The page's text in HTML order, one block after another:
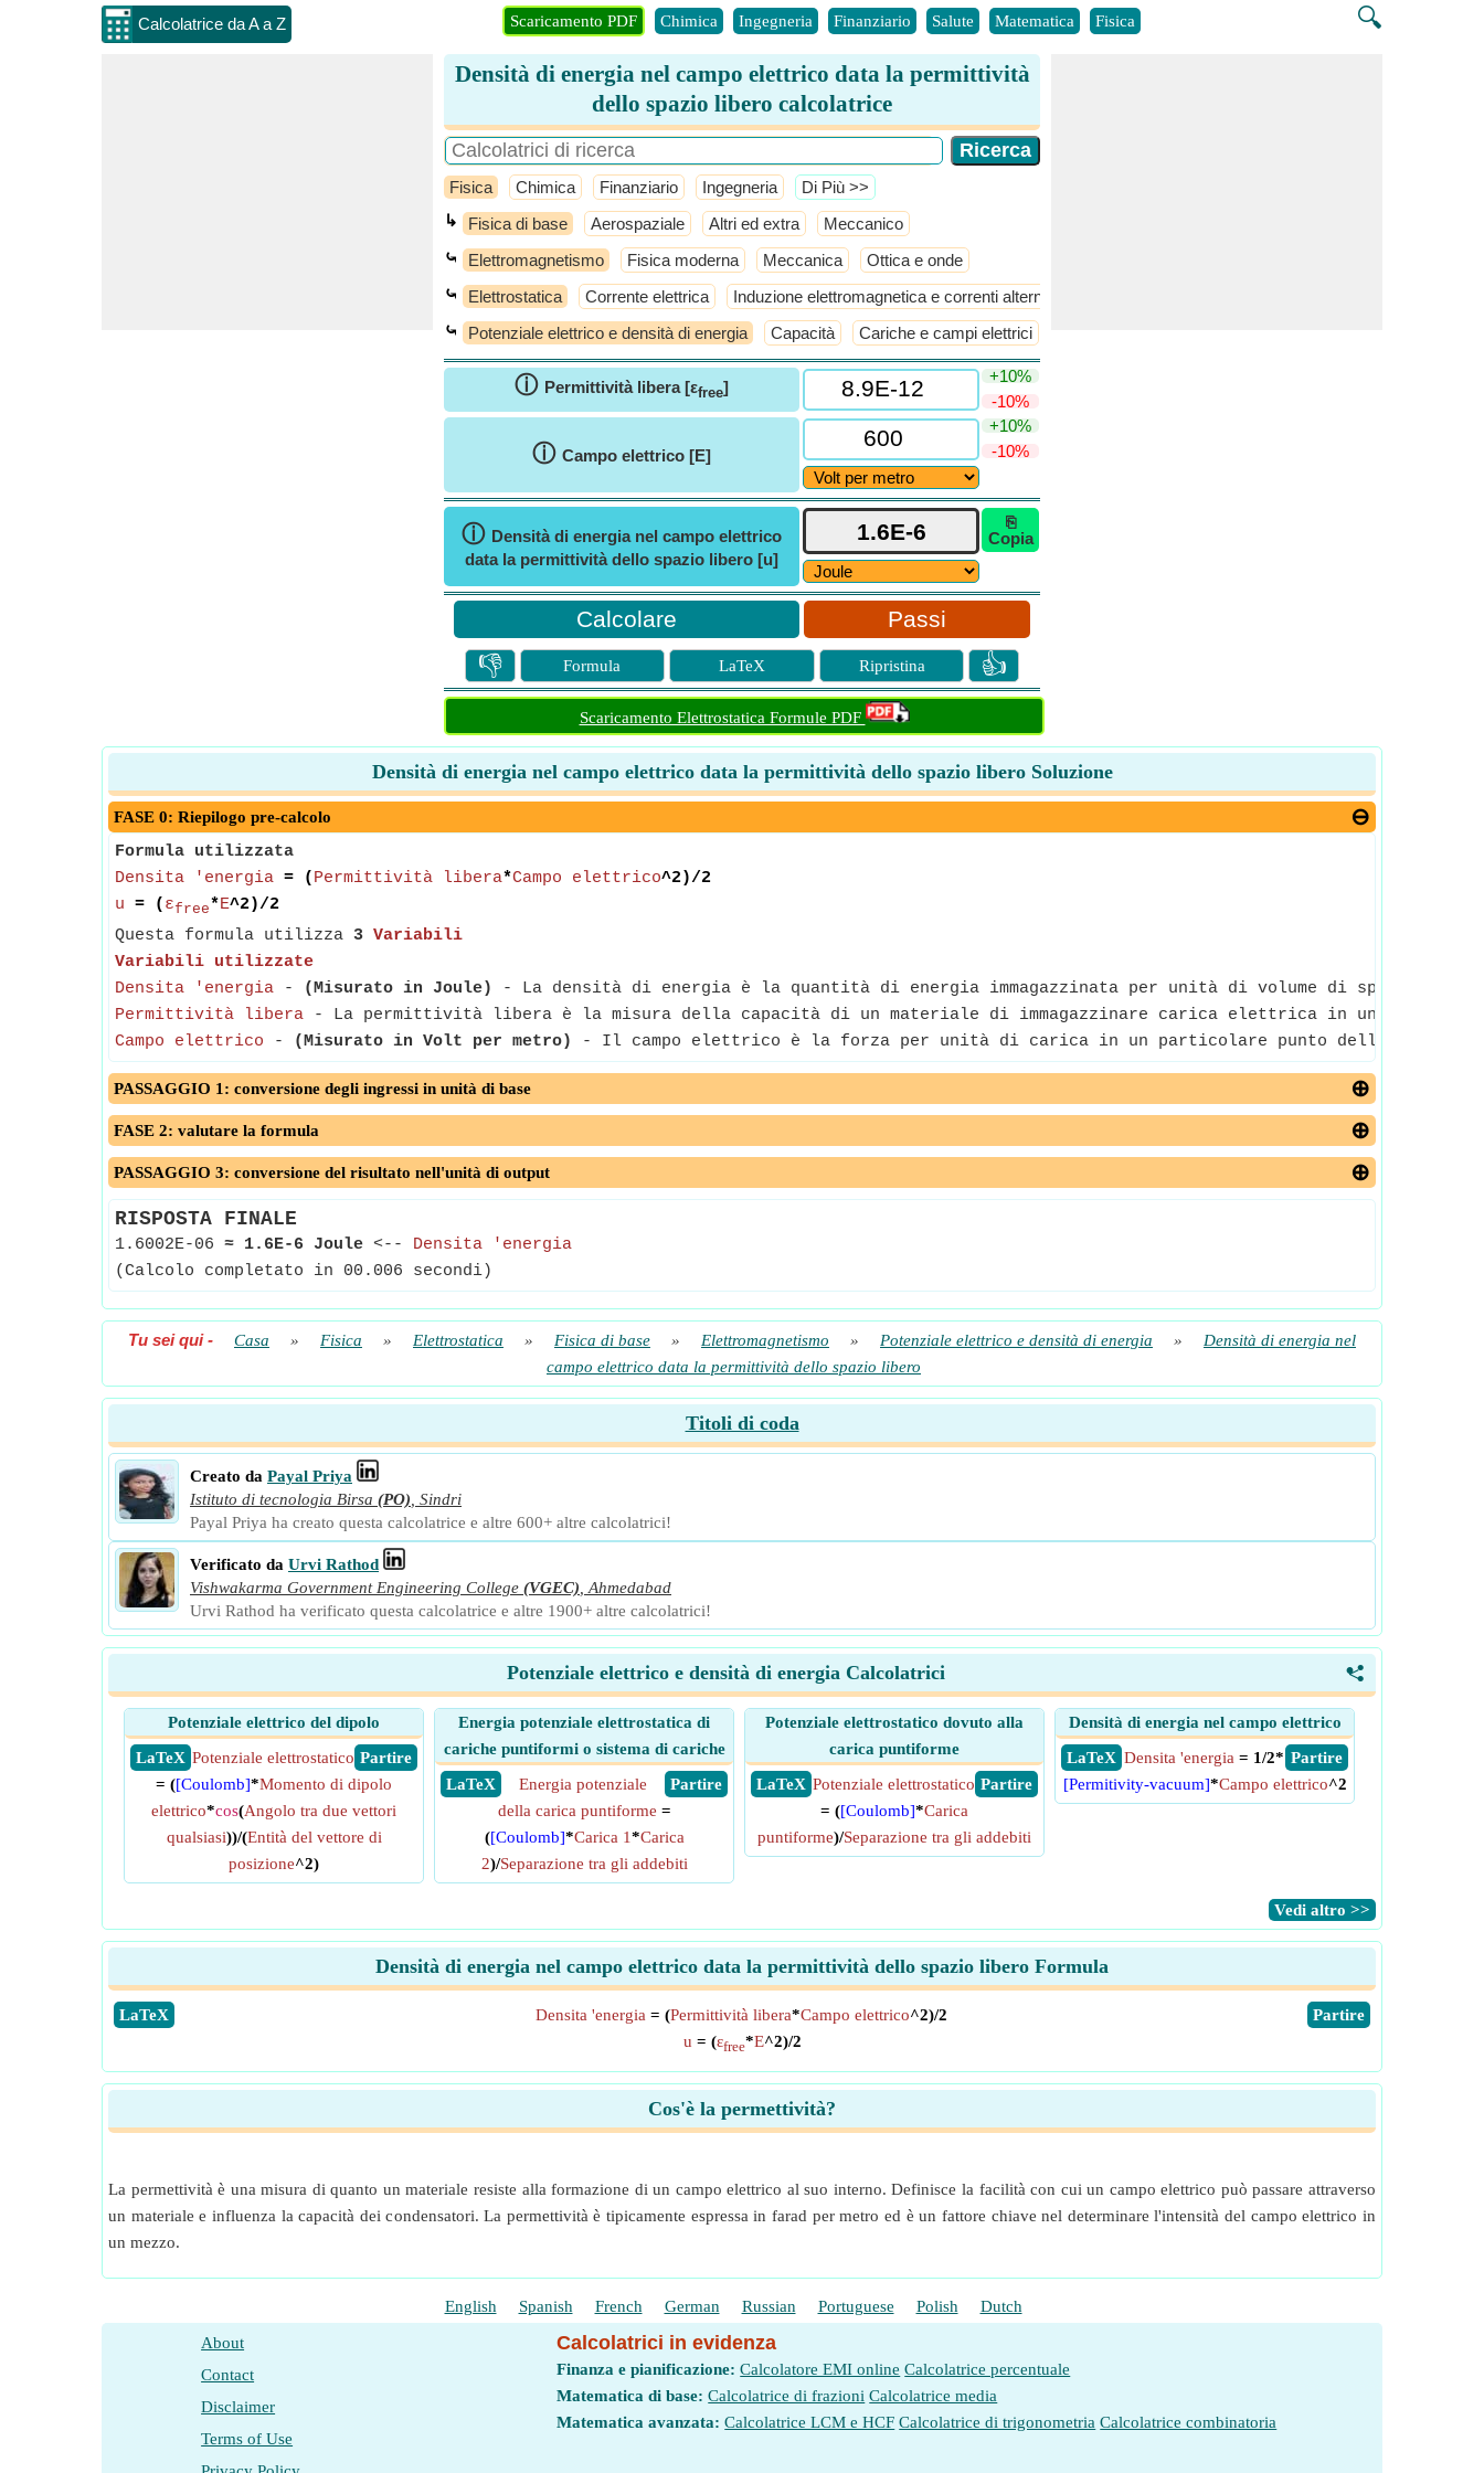
Calcolatrice da A a Z 🔍
Scaricamento PDF Chimica Ingegneria Finanziario Salute Matematica Fisica
Densità di energia nel campo elettrico data la permittività
dello spazio libero calcolatrice
Fisica Chimica Finanziario Ingegneria ​Di Più >>
↳ Fisica di base Aerospaziale Altri ed extra Meccanico
⤿ Elettromagnetismo Fisica moderna Meccanica Ottica e onde
⤿ Elettrostatica Corrente elettrica Induzione elettromagnetica e correnti alternate
⤿ Potenziale elettrico e densità di energia Capacità Cariche e campi elettrici
ⓘ Permittività libera [εfree]
+10%
-10%
ⓘ Campo elettrico [E]
+10%
-10%
ⓘ Densità di energia nel campo elettrico
data la permittività dello spazio libero [u]
⎘
Copia
Passi
👎 Formula LaTeX Ripristina 👍
Scaricamento Elettrostatica Formule PDF
Densità di energia nel campo elettrico data la permittività dello spazio libero Soluzione
FASE 0: Riepilogo pre-calcolo
Formula utilizzata
Densita 'energia = ( Permittività libera*Campo elettrico^2)/2
u = ( εfree*E^2)/2
Questa formula utilizza 3 Variabili
Variabili utilizzate
Densita 'energia - (Misurato in Joule)
- La densità di energia è la quantità di energia immagazzinata per unità di volume di spazio o
Permittività libera - La permittività libera è la misura della capacità di un materiale di immagazzinare carica elettrica in un campo
Campo elettrico - (Misurato in Volt per metro) - Il campo elettrico è la forza per unità di carica in un particolare punto dello spazio
PASSAGGIO 1: conversione degli ingressi in unità di base
FASE 2: valutare la formula
PASSAGGIO 3: conversione del risultato nell'unità di output
RISPOSTA FINALE
1.6002E-06 ≈ 1.6E-6 Joule <-- Densita 'energia
(Calcolo completato in 00.006 secondi)
Tu sei qui- Casa » Fisica » Elettrostatica » Fisica di base » Elettromagnetismo » Potenziale elettrico e densità di energia »
Densità di energia nel
campo elettrico data la permittività dello spazio libero
Titoli di coda
Creato da Payal Priya
Istituto di tecnologia Birsa (PO) Sindri
Payal Priya ha creato questa calcolatrice e altre 600+ altre calcolatrici!
Verificato da Urvi Rathod
Vishwakarma Government Engineering College (VGEC) Ahmedabad
Urvi Rathod ha verificato questa calcolatrice e altre 1900+ altre calcolatrici!
<
Potenziale elettrico e densità di energia Calcolatrici
Potenziale elettrico del dipolo
​ LaTeX
​ Partire
Potenziale elettrostatico
= ([Coulomb]*Momento di dipolo
elettrico*cos(Angolo tra due vettori
qualsiasi))/(Entità del vettore di
posizione^2)
Energia potenziale elettrostatica di
cariche puntiformi o sistema di cariche
​ LaTeX
​ Partire
Energia potenziale
della carica puntiforme =
([Coulomb]*Carica 1*Carica
2)/Separazione tra gli addebiti
Potenziale elettrostatico dovuto alla
carica puntiforme
​ LaTeX
​ Partire
Potenziale elettrostatico
= ([Coulomb]*Carica
puntiforme)/Separazione tra gli addebiti
Densità di energia nel campo elettrico
​ LaTeX
​ Partire
Densita 'energia = 1/2*
[Permitivity-vacuum]*Campo elettrico^2
​Vedi altro >>
Densità di energia nel campo elettrico data la permittività dello spazio libero Formula
​LaTeX ​Partire
Densita 'energia = (Permittività libera*Campo elettrico^2)/2
u = (εfree*E^2)/2
Cos'è la permettività?
La permettività è una misura di quanto un materiale resiste alla formazione di un campo elettrico al suo interno. Definisce la facilità con cui un campo elettrico può passare attraverso
un materiale e influenza la capacità dei condensatori. La permettività è tipicamente espressa in farad per metro ed è un fattore chiave nel determinare l'intensità del campo elettrico in
un mezzo.
English Spanish French German Russian Portuguese Polish Dutch
About
Contact
Disclaimer
Terms of Use
Calcolatrici in evidenza
Finanza e pianificazione: Calcolatore EMI online Calcolatrice percentuale
Matematica di base: Calcolatrice di frazioni Calcolatrice media
Matematica avanzata: Calcolatrice LCM e HCF Calcolatrice di trigonometria Calcolatrice combinatoria